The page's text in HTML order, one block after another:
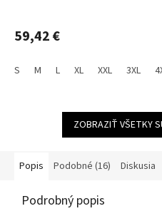
59,42 €
S M L XL XXL 3XL
ZOBRAZIŤ VŠETKY
Popis Podobné (16) Diskusia
Podrobný popis